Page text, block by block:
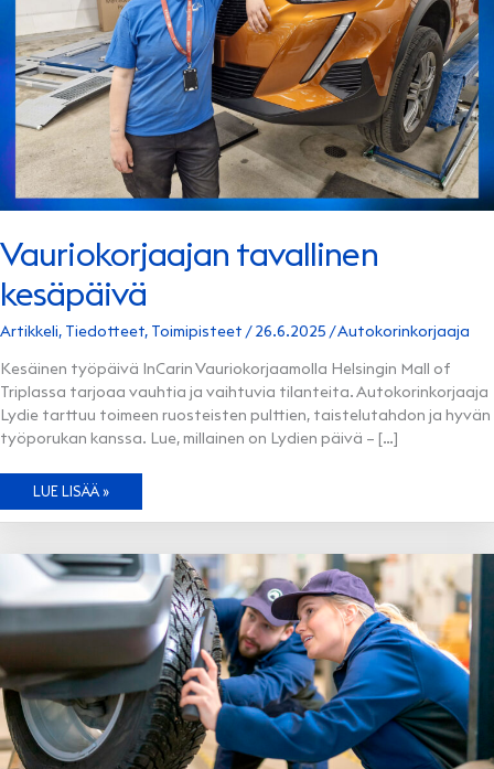
Vauriokorjaajan tavallinen
kesäpäivä
Artikkeli, Tiedotteet, Toimipisteet /26.6.2025 /Autokorinkorjaaja
Kesäinen työpäivä InCarin Vauriokorjaamolla Helsingin Mall of
Triplassa tarjoaa vauhtia ja vaihtuvia tilanteita. Autokorinkorjaaja
Lydie tarttuu toimeen ruosteisten pulttien, taistelutahdon ja hyvän
työporukan kanssa. Lue, millainen on Lydien päivä – […]
VAURIOKORJAAJAN
KESÄPÄIVÄ
LUE LISÄÄ »